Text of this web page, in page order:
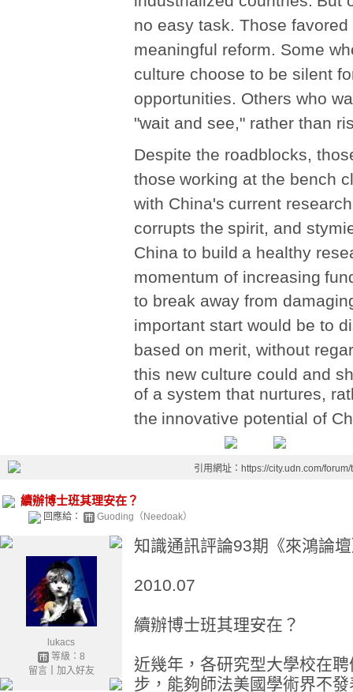
no easy task. Those favored
meaningful reform. Some
culture choose to be silent
opportunities. Others who
"wait and see," rather than
Despite the roadblocks,
those working at the bench
with China's current
corrupts the spirit, and
China to build a healthy
momentum of increasing
to break away from
important start would be to
based on merit, without
this new culture could and
of a system that nurtures,
the innovative potential of
引用網址：https://city.udn.com/
續辦博士班其理安在？
回應給： Guoding（Needoak）
lukacs
等級：8
留言｜ 加入好友
知識通訊評論93期《來鴻論
2010.07
續辦博士班其理安在？
近幾年，各研究型大學校在
步，能夠師法美國學術界不